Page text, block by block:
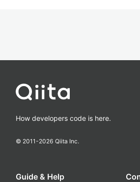
How developers code is here.
© 2011-2026 Qiita Inc.
Guide & Help